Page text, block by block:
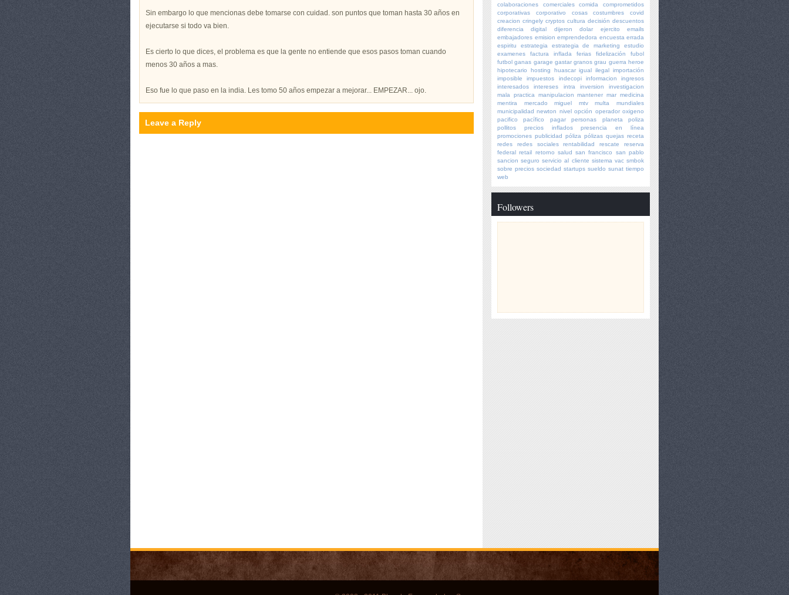
Sin embargo lo que mencionas debe tomarse con cuidad. son puntos que toman hasta 30 años en
ejecutarse si todo va bien.
Es cierto lo que dices, el problema es que la gente no entiende que esos pasos toman cuando
menos 30 años a mas.
Eso fue lo que paso en la india. Les tomo 50 años empezar a mejorar... EMPEZAR... ojo.
Leave a Reply
colaboraciones
comerciales comida
comprometidos
corporativas
corporativo cosas costumbres
covid
creacion cringely cryptos cultura decisión descuentos
diferencia
digital dijeron dolar ejercito
emails
embajadores emision emprendedora encuesta errada
espiritu
estrategia estrategia de marketing
estudio
examenes
factura inflada ferias fidelización
fubol
futbol ganas garage gastar granos grau guerra heroe
hipotecario
hosting huascar igual ilegal importación
imposible
impuestos indecopi informacion
ingresos
interesados
intereses intra inversion
investigacion
mala practica
manipulacion mantener mar medicina
mentira
mercado miguel mtv multa
mundiales
municipalidad newton nivel opción operador oxigeno
pacifico
pacífico pagar personas planeta
poliza
pollitos
precios inflados
presencia en línea
promociones publicidad póliza pólizas quejas receta
redes
redes sociales rentabilidad rescate
reserva
federal retail retorno salud san francisco
san pablo
sancion seguro servicio al cliente sistema vac smbok
sobre precios sociedad startups sueldo sunat tiempo
web
Followers